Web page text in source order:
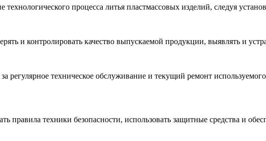
технологического процесса литья пластмассовых изделий, следуя
и контролировать качество выпускаемой продукции, выявлять и
регулярное техническое обслуживание и текущий ремонт
правила техники безопасности, использовать защитные средства и